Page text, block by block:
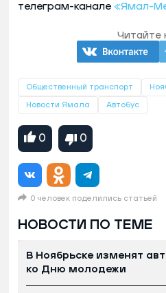
телеграм-канале «Ямал-
Читайте
Общественный транспорт
Новости Ямала Автобус
0 0
0 человек поделились статьей
НОВОСТИ ПО ТЕМЕ
В Ноябрьске изменят
ко Дню молодежи